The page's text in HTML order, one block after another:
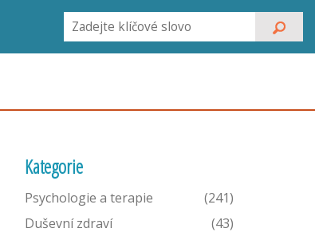
Kategorie
Psychologie a terapie
(241)
Duševní zdraví
(43)